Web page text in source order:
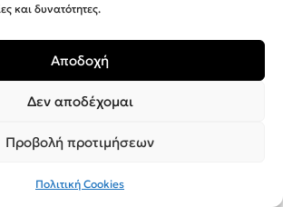
και δυνατότητες.
Αποδοχή
Δεν αποδέχομαι
Προβολή προτιμήσεων
Πολιτική Cookies
Βάση Τηλεόρασης Τοίχου
και 30kg LCD-501A
15,00€